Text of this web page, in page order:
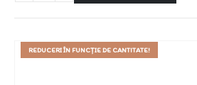
REDUCERI ÎN FUNCȚIE DE CANTITATE!